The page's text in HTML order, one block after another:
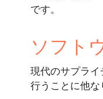
です。
ソフト
現代のサプラ
行うことに他な